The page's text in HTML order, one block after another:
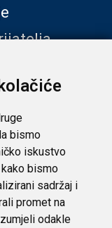
bismo
iskustvo
bismo
sadržaj i
promet na
odakle
1 EUR =